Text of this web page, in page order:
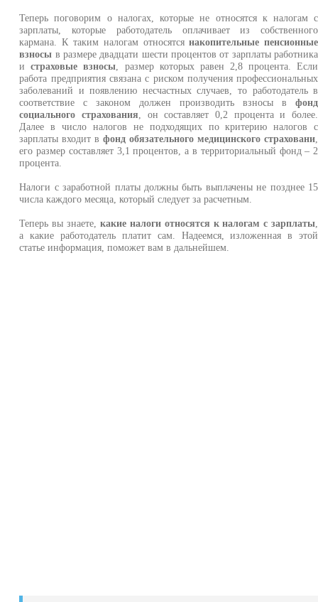
Теперь поговорим о налогах, которые не относятся к налогам с
зарплаты, которые работодатель оплачивает из собственного
кармана. К таким налогам относятсянакопительные пенсионные
взносы в размере двадцати шести процентов от зарплаты работника
истраховые взносы , размер которых равен 2,8 процента. Если
работа предприятия связана с риском получения профессиональных
заболеваний и появлению несчастных случаев, то работодатель в
соответствие с законом должен производить взносы вфонд
социального страхования , он составляет 0,2 процента и более.
Далее в число налогов не подходящих по критерию налогов с
зарплаты входит вфонд обязательного медицинского страховани
его размер составляет 3,1 процентов, а в территориальный фонд – 2
процента.
Налоги с заработной платы должны быть выплачены не позднее 15
числа каждого месяца, который следует за расчетным.
Теперь вы знаете, какие налоги относятся к налогам с зарплаты
а какие работодатель платит сам. Надеемся, изложенная в этой
статье информация, поможет вам в дальнейшем.